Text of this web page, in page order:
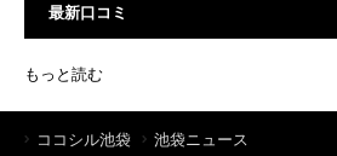
最新口コミ
もっと読む
ココシル池袋
池袋ニュース